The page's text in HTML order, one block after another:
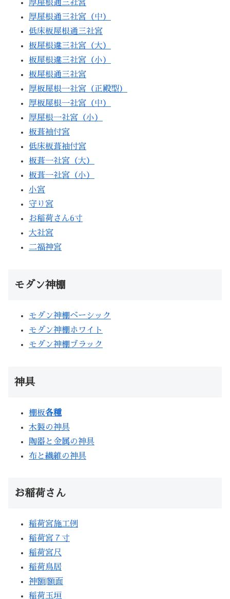
厚屋根通三社宮
厚屋根通三社宮（中）
低床板屋根通三社宮
板屋根違三社宮（大）
板屋根違三社宮（小）
板屋根通三社宮
厚板屋根一社宮（正殿型）
厚板屋根一社宮（中）
厚屋根一社宮（小）
板葺袖付宮
低床板葺袖付宮
板葺一社宮（大）
板葺一社宮（小）
小宮
守り宮
お稲荷さん6寸
大社宮
二福神宮
モダン神棚
モダン神棚ベーシック
モダン神棚ホワイト
モダン神棚ブラック
神具
棚板各種
木製の神具
陶器と金属の神具
布と繊維の神具
お稲荷さん
稲荷宮施工例
稲荷宮７寸
稲荷宮尺
稲荷鳥居
神額|額面
稲荷玉垣